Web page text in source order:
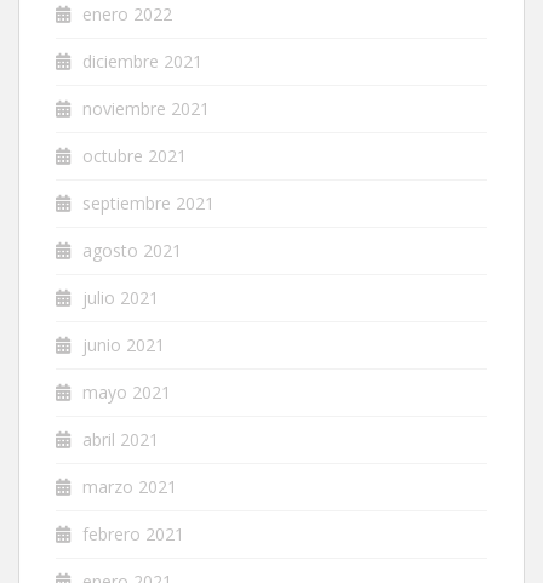
enero 2022
diciembre 2021
noviembre 2021
octubre 2021
septiembre 2021
agosto 2021
julio 2021
junio 2021
mayo 2021
abril 2021
marzo 2021
febrero 2021